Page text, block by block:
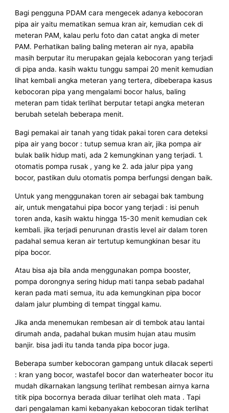
Bagi pengguna PDAM cara mengecek adanya kebocoran
pipa air yaitu mematikan semua kran air, kemudian cek di
meteran PAM, kalau perlu foto dan catat angka di meter
PAM. Perhatikan baling baling meteran air nya, apabila
masih berputar itu merupakan gejala kebocoran yang terjadi
di pipa anda. kasih waktu tunggu sampai 20 menit kemudian
lihat kembali angka meteran yang tertera, dibeberapa kasus
kebocoran pipa yang mengalami bocor halus, baling
meteran pam tidak terlihat berputar tetapi angka meteran
berubah setelah beberapa menit.
Bagi pemakai air tanah yang tidak pakai toren cara deteksi
pipa air yang bocor : tutup semua kran air, jika pompa air
bulak balik hidup mati, ada 2 kemungkinan yang terjadi. 1.
otomatis pompa rusak , yang ke 2. ada jalur pipa yang
bocor, pastikan dulu otomatis pompa berfungsi dengan baik.
Untuk yang menggunakan toren air sebagai bak tambung
air, untuk mengatahui pipa bocor yang terjadi : isi penuh
toren anda, kasih waktu hingga 15-30 menit kemudian cek
kembali. jika terjadi penurunan drastis level air dalam toren
padahal semua keran air tertutup kemungkinan besar itu
pipa bocor.
Atau bisa aja bila anda menggunakan pompa booster,
pompa dorongnya sering hidup mati tanpa sebab padahal
keran pada mati semua, itu ada kemungkinan pipa bocor
dalam jalur plumbing di tempat tinggal kamu.
Jika anda menemukan rembesan air di tembok atau lantai
dirumah anda, padahal bukan musim hujan atau musim
banjir. bisa jadi itu tanda tanda pipa bocor juga.
Beberapa sumber kebocoran gampang untuk dilacak seperti
: kran yang bocor, wastafel bocor dan waterheater bocor itu
mudah dikarnakan langsung terlihat rembesan airnya karna
titik pipa bocornya berada diluar terlihat oleh mata . Tapi
dari pengalaman kami kebanyakan kebocoran tidak terlihat